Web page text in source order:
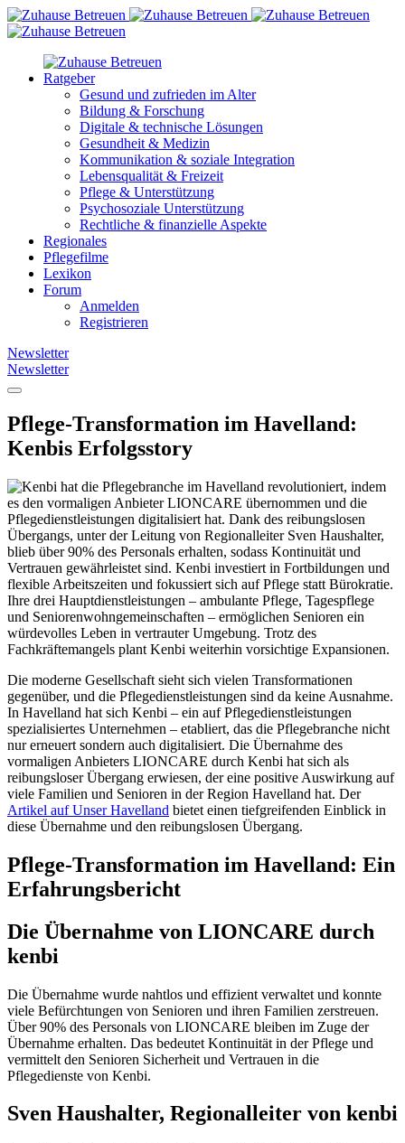
Ratgeber
Gesund und zufrieden im Alter
Bildung & Forschung
Digitale & technische Lösungen
Gesundheit & Medizin
Kommunikation & soziale Integration
Lebensqualität & Freizeit
Pflege & Unterstützung
Psychosoziale Unterstützung
Rechtliche & finanzielle Aspekte
Regionales
Pflegefilme
Lexikon
Forum
Anmelden
Registrieren
Newsletter
Newsletter
Pflege-Transformation im Havelland:
Kenbis Erfolgsstory
Die moderne Gesellschaft sieht sich vielen Transformationen
gegenüber, und die Pflegedienstleistungen sind da keine Ausnahme.
In Havelland hat sich Kenbi – ein auf Pflegedienstleistungen
spezialisiertes Unternehmen – etabliert, das die Pflegebranche nicht
nur erneuert sondern auch digitalisiert. Die Übernahme des
vormaligen Anbieters LIONCARE durch Kenbi hat sich als
reibungsloser Übergang erwiesen, der eine positive Auswirkung auf
viele Familien und Senioren in der Region Havelland hat. Der
Artikel auf Unser Havelland bietet einen tiefgreifenden Einblick in
diese Übernahme und den reibungslosen Übergang.
Pflege-Transformation im Havelland: Ein
Erfahrungsbericht
Die Übernahme von LIONCARE durch
kenbi
Die Übernahme wurde nahtlos und effizient verwaltet und konnte
viele Befürchtungen von Senioren und ihren Familien zerstreuen.
Über 90% des Personals von LIONCARE bleiben im Zuge der
Übernahme erhalten. Das bedeutet Kontinuität in der Pflege und
vermittelt den Senioren Sicherheit und Vertrauen in die
Pflegedienste von Kenbi.
Sven Haushalter, Regionalleiter von kenbi